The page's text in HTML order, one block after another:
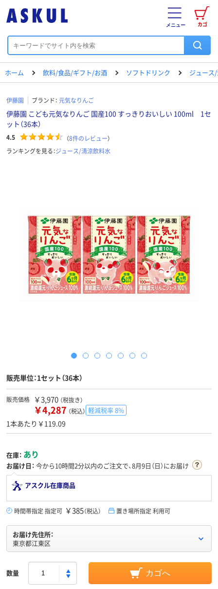
カゴ
メニュー
ホーム 飲料/食品/ギフト/お酒 ソフトドリンク ジュース
伊藤園 ブランド： 元気なりんご
伊藤園 こども元気なりんご 国産100 すっきりおいしい 100ml 1セ
ット（36本）
4.5 （8件のレビュー）
ランキングを見る：ジュース/清涼飲料水
販売単位：1セット（36本）
販売価格 ￥3,970 （税抜き）
￥4,287 （税込） 軽減税率 8%
1本あたり￥119.09
在庫： あり
お届け日： 今から10時間2分以内のご注文で、8月9日（日）にお届け
アスクル在庫商品
時間帯指定 指定可 ￥385（税込） 置き場所指定 利用可
お届け先住所：
東京都江東区
数量 カゴへ